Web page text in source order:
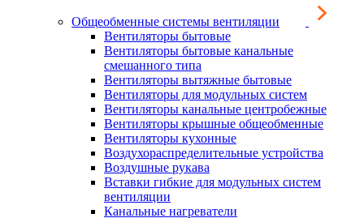
Общеобменные системы вентиляции
Вентиляторы бытовые
Вентиляторы бытовые канальные
смешанного типа
Вентиляторы вытяжные бытовые
Вентиляторы для модульных систем
Вентиляторы канальные центробежные
Вентиляторы крышные общеобменные
Вентиляторы кухонные
Воздухораспределительные устройства
Воздушные рукава
Вставки гибкие для модульных систем
вентиляции
Канальные нагреватели